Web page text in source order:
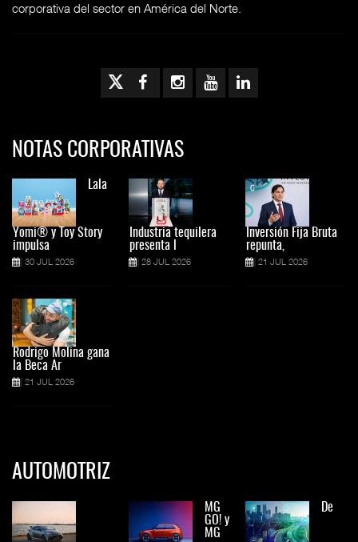
corporativa del sector en América del Norte.
NOTAS CORPORATIVAS
Lala
Yomi® y Toy Story
impulsa
30 JUL 2026
Rodrigo Molina gana
la Beca Ar
21 JUL 2026
Industria tequilera
presenta l
28 JUL 2026
Inversión Fija Bruta
repunta,
21 JUL 2026
AUTOMOTRIZ
MG
GO! y
MG
De